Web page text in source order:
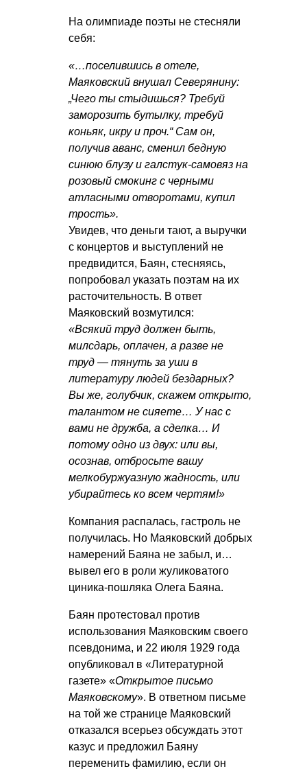
На олимпиаде поэты не стесняли
себя:
«…поселившись в отеле,
Маяковский внушал Северянину:
„Чего ты стыдишься? Требуй
заморозить бутылку, требуй
коньяк, икру и проч.“ Сам он,
получив аванс, сменил бедную
синюю блузу и галстук-самовяз на
розовый смокинг с черными
атлаcными отворотами, купил
трость».
Увидев, что деньги тают, а выручки
с концертов и выступлений не
предвидится, Баян, стесняясь,
попробовал указать поэтам на их
расточительность. В ответ
Маяковский возмутился:
«Всякий труд должен быть,
милсдарь, оплачен, а разве не
труд — тянуть за уши в
литературу людей бездарных?
Вы же, голубчик, скажем открыто,
талантом не сияете… У нас с
вами не дружба, а сделка… И
потому одно из двух: или вы,
осознав, отбросьте вашу
мелкобуржуазную жадность, или
убирайтесь ко всем чертям!»
Компания распалась, гастроль не
получилась. Но Маяковский добрых
намерений Баяна не забыл, и…
вывел его в роли жуликоватого
циника-пошляка Олега Баяна.
Баян протестовал против
использования Маяковским своего
псевдонима, и 22 июля 1929 года
опубликовал в «Литературной
газете» «Открытое письмо
Маяковскому». В ответном письме
на той же странице Маяковский
отказался всерьез обсуждать этот
казус и предложил Баяну
переменить фамилию, если он